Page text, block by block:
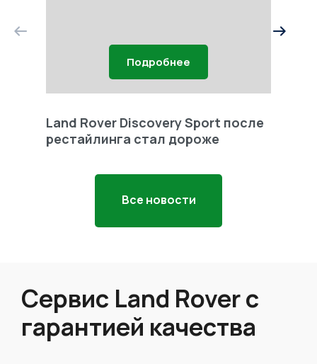
Подробнее
Land Rover Discovery Sport после
рестайлинга стал дороже
Все новости
Сервис Land Rover с
гарантией качества